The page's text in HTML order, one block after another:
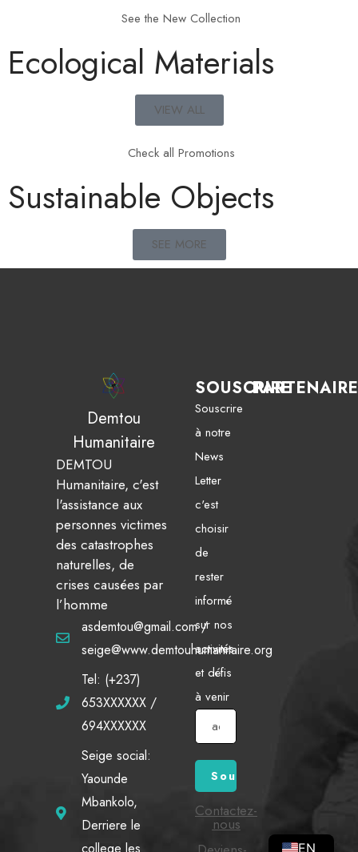
See the New Collection
Ecological Materials
VIEW ALL
Check all Promotions
Sustainable Objects
SEE MORE
Demtou
Humanitaire
DEMTOU
Humanitaire, c'est
l'assistance aux
personnes victimes
des catastrophes
naturelles, de
crises causées par
l’homme
asdemtou@gmail.com /
seige@www.demtouhumanitaire.org
Tel: (+237)
653XXXXXX /
694XXXXXX
Seige social:
Yaounde
Mbankolo,
Derriere le
college les
SOUSCRIRE
Souscrire
à notre
News
Letter
c'est
choisir
de
rester
informé
sur nos
activités
et défis
à venir
Contactez-
nous
EN